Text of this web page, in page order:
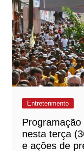
Entreterimento
nesta terça
e ações de